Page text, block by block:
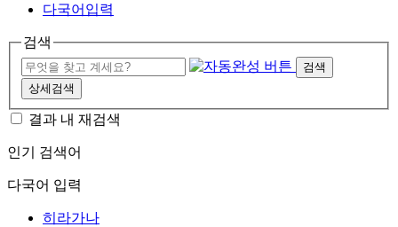
다국어입력
검색
검색
상세검색
결과 내 재검색
인기 검색어
다국어 입력
히라가나